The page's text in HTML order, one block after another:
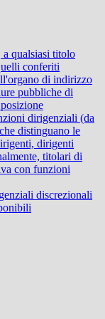
qualsiasi titolo
conferiti
di indirizzo
pubbliche di
dirigenziali (da
distinguano le
dirigenti
titolari di
con funzioni
discrezionali